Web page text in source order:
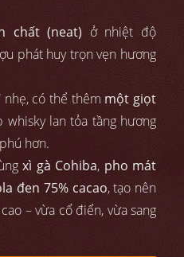
chất (neat) ở nhiệt độ
phát huy trọn vẹn hương
nhẹ, có thể thêm một giọt
lan tỏa tầng hương
hơn.
xì gà Cohiba, pho mát
đen 75% cacao, tạo nên
– vừa cổ điển, vừa sang